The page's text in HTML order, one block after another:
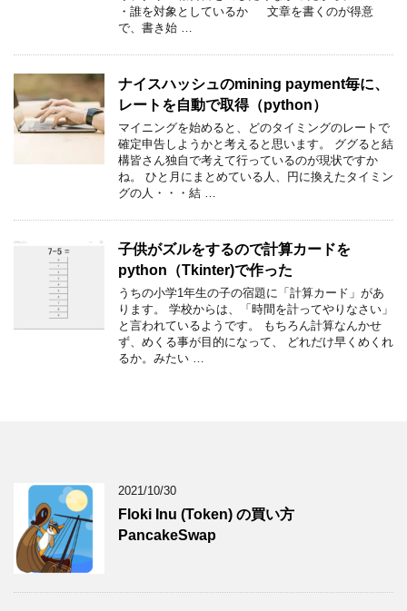
・誰を対象としているか 文章を書くのが得意
で、書き始 …
ナイスハッシュのmining payment毎に、
レートを自動で取得（python）
マイニングを始めると、どのタイミングのレートで
確定申告しようかと考えると思います。 ググると結
構皆さん独自で考えて行っているのが現状ですか
ね。 ひと月にまとめている人、円に換えたタイミン
グの人・・・結 …
子供がズルをするので計算カードを
python（Tkinter)で作った
うちの小学1年生の子の宿題に「計算カード」があ
ります。 学校からは、「時間を計ってやりなさい」
と言われているようです。 もちろん計算なんかせ
ず、めくる事が目的になって、 どれだけ早くめくれ
るか。みたい …
2021/10/30
Floki Inu (Token) の買い方
PancakeSwap